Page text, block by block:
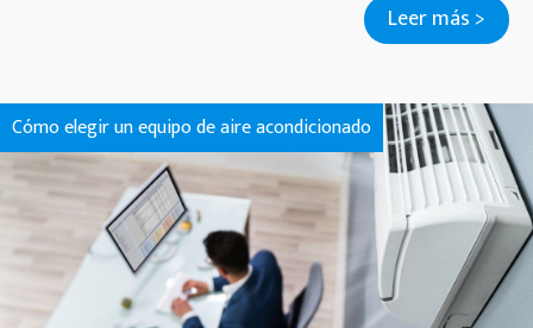
Leer más >
Cómo elegir un equipo de aire acondicionado